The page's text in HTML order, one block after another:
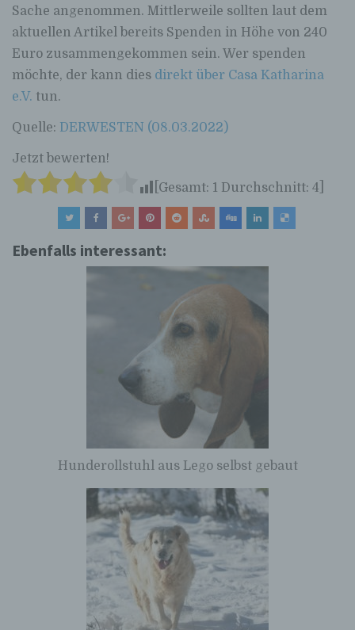
Sache angenommen. Mittlerweile sollten laut dem
aktuellen Artikel bereits Spenden in Höhe von 240
Euro zusammengekommen sein. Wer spenden
möchte, der kann dies direkt über Casa Katharina
e.V. tun.
Quelle: DERWESTEN (08.03.2022)
Jetzt bewerten!
[Gesamt: 1 Durchschnitt: 4
Ebenfalls interessant:
Hunderollstuhl aus Lego selbst gebaut